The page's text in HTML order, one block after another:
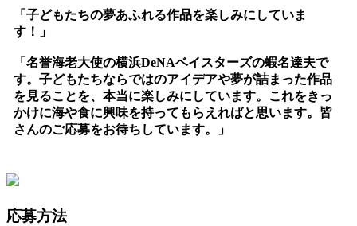
「子どもたちの夢あふれる作品を楽しみにしていま
す！」
「名誉海老大使の横浜DeNAベイスターズの蝦名達夫で
す。子どもたちならではのアイデアや夢が詰まった作品
を見ることを、本当に楽しみにしています。これをきっ
かけに海や食に興味を持ってもらえればと思います。皆
さんのご応募をお待ちしています。」
応募方法